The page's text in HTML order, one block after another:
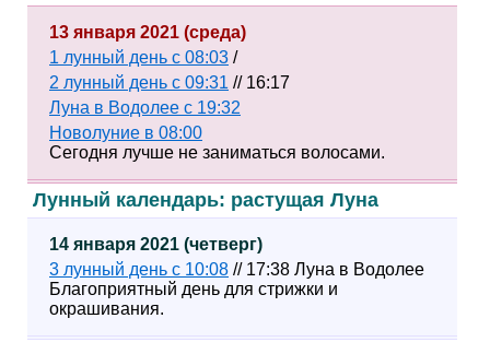
13 января 2021 (среда)
1 лунный день с 08:03 /
2 лунный день с 09:31 // 16:17
Луна в Водолее с 19:32
Новолуние в 08:00
Сегодня лучше не заниматься волосами.
Лунный календарь: растущая Луна
14 января 2021 (четверг)
3 лунный день с 10:08 // 17:38 Луна в Водолее
Благоприятный день для стрижки и
окрашивания.